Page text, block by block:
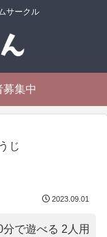
サークル
集中
じ
2023.09.01
で遊べる 2人用